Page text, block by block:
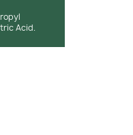
Acid.